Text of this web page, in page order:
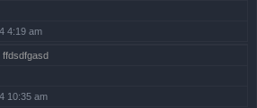
4:19 am
ffdsdfgasd
10:35 am